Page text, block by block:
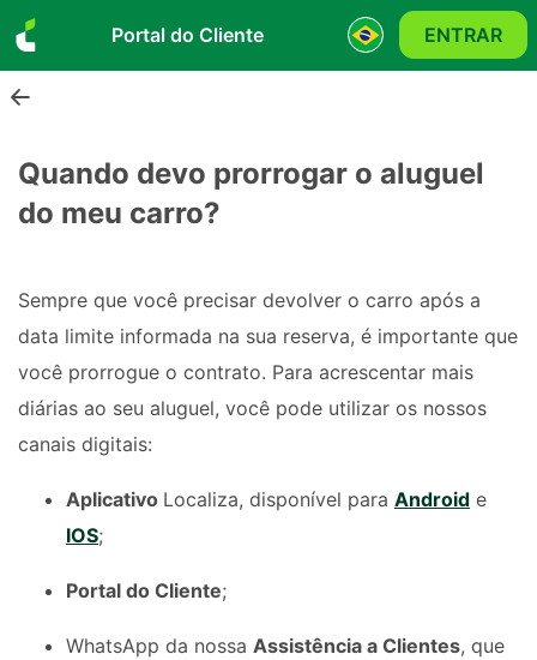
Portal do Cliente ENTRAR
Quando devo prorrogar o aluguel
do meu carro?
Sempre que você precisar devolver o carro após a
data limite informada na sua reserva, é importante que
você prorrogue o contrato. Para acrescentar mais
diárias ao seu aluguel, você pode utilizar os nossos
canais digitais:
Aplicativo Localiza, disponível para Android e
IOS;
Portal do Cliente;
WhatsApp da nossa Assistência a Clientes, que